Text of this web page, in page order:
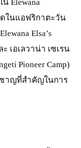
Elewana
ในแอฟริกาตะวัน
Elsa’s
เอเลวาน่า เซเรน
Pioneer Camp)
าญที่สำคัญในการ